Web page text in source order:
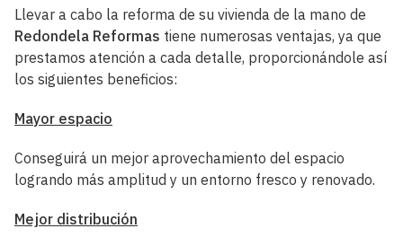
Llevar a cabo la reforma de su vivienda de la mano de
Redondela Reformas tiene numerosas ventajas, ya que
prestamos atención a cada detalle, proporcionándole así
los siguientes beneficios:
Mayor espacio
Conseguirá un mejor aprovechamiento del espacio
logrando más amplitud y un entorno fresco y renovado.
Mejor distribución